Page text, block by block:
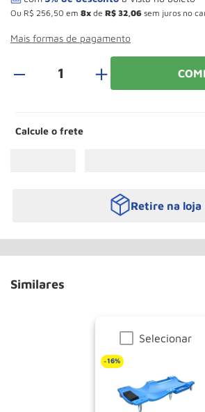
Ou R$ 256 50 em 8 de R$ 32 06 sem juros no
Mais formas de pagamento
＋
Calcule o frete
Retire na loja
Similares
Selecionar
-16%
10º Rodizio